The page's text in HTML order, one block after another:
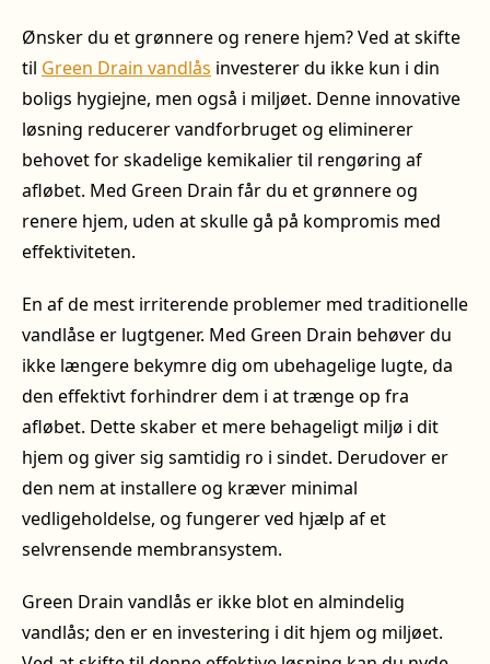
Ønsker du et grønnere og renere hjem? Ved at skifte
til Green Drain vandlås investerer du ikke kun i din
boligs hygiejne, men også i miljøet. Denne innovative
løsning reducerer vandforbruget og eliminerer
behovet for skadelige kemikalier til rengøring af
afløbet. Med Green Drain får du et grønnere og
renere hjem, uden at skulle gå på kompromis med
effektiviteten.
En af de mest irriterende problemer med traditionelle
vandlåse er lugtgener. Med Green Drain behøver du
ikke længere bekymre dig om ubehagelige lugte, da
den effektivt forhindrer dem i at trænge op fra
afløbet. Dette skaber et mere behageligt miljø i dit
hjem og giver sig samtidig ro i sindet. Derudover er
den nem at installere og kræver minimal
vedligeholdelse, og fungerer ved hjælp af et
selvrensende membransystem.
Green Drain vandlås er ikke blot en almindelig
vandlås; den er en investering i dit hjem og miljøet.